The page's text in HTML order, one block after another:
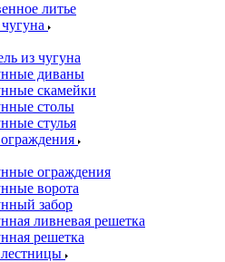
литье
из чугуна
диваны
скамейки
столы
стулья
ограждения
ворота
забор
ливневая решетка
решетка